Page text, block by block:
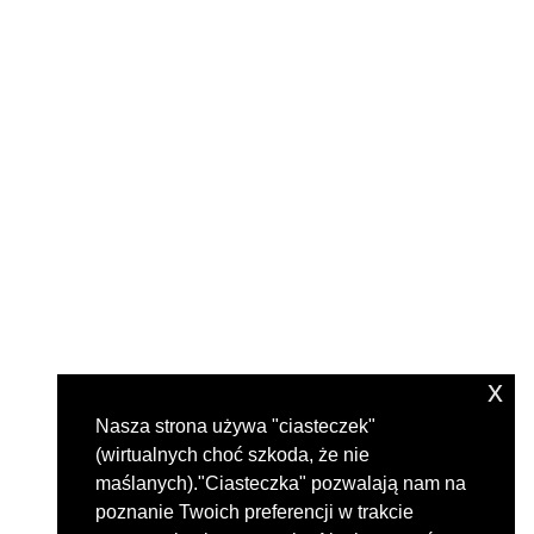
Nasza strona używa "ciasteczek"
(wirtualnych choć szkoda, że nie
maślanych)."Ciasteczka" pozwalają nam na
poznanie Twoich preferencji w trakcie
x